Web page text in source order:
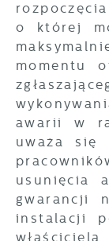
o której
momentu
awarii w
uważa się
usunięcia
gwarancji
instalacji